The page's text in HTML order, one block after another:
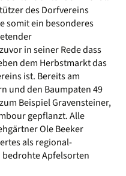
des Dorfvereins
somit ein besonderes
in seiner Rede dass
dem Herbstmarkt das
ist. Bereits am
und den Baumpaten 49
Beispiel Gravensteiner,
gepflanzt. Alle
Ole Beeker
als regional-
bedrohte Apfelsorten